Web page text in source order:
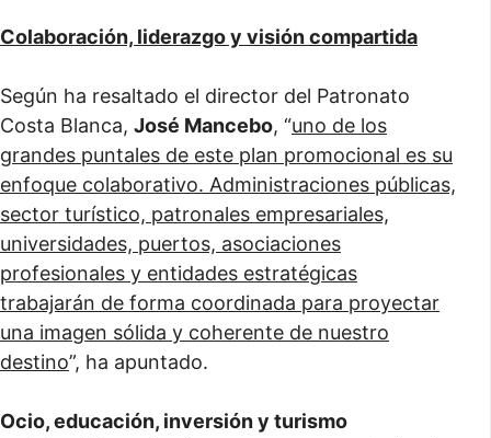
Colaboración, liderazgo y visión compartida
Según ha resaltado el director del Patronato
Costa Blanca, José Mancebo, “uno de los
grandes puntales de este plan promocional es su
enfoque colaborativo. Administraciones públicas,
sector turístico, patronales empresariales,
universidades, puertos, asociaciones
profesionales y entidades estratégicas
trabajarán de forma coordinada para proyectar
una imagen sólida y coherente de nuestro
destino”, ha apuntado.
Ocio, educación, inversión y turismo